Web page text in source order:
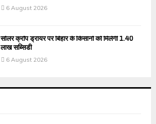
6 August 2026
सोलर क्रॉप ड्रायर पर बिहार के किसानों को मिलेगी 1.40
लाख सब्सिडी
6 August 2026